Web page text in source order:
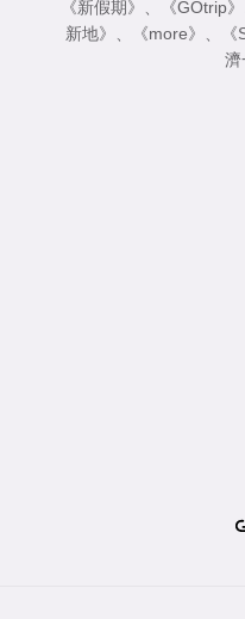
《新假期》
《GOtrip》
新地》
《more》
濟